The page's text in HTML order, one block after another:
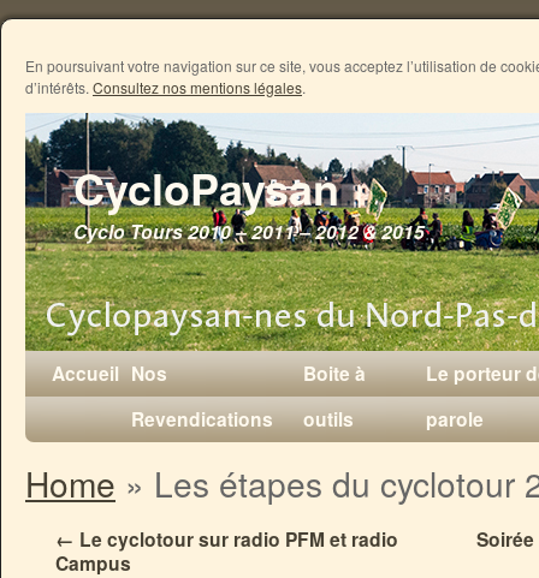
En poursuivant votre navigation sur ce site, vous acceptez l’utilisation de
d’intérêts. Consultez nos mentions légales.
CycloPaysan
Cyclo Tours 2010 – 2011 – 2012 & 2015
Accueil Nos
Revendications
Boite à
outils
Le porteur
parole
Home » Les étapes du cyclotour
← Le cyclotour sur radio PFM et radio
Campus